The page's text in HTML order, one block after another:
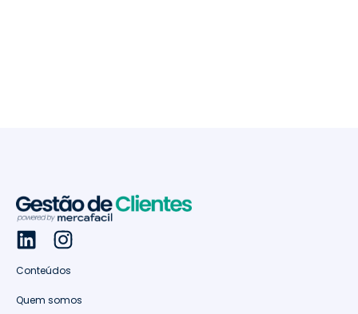
Conteúdos
Quem somos